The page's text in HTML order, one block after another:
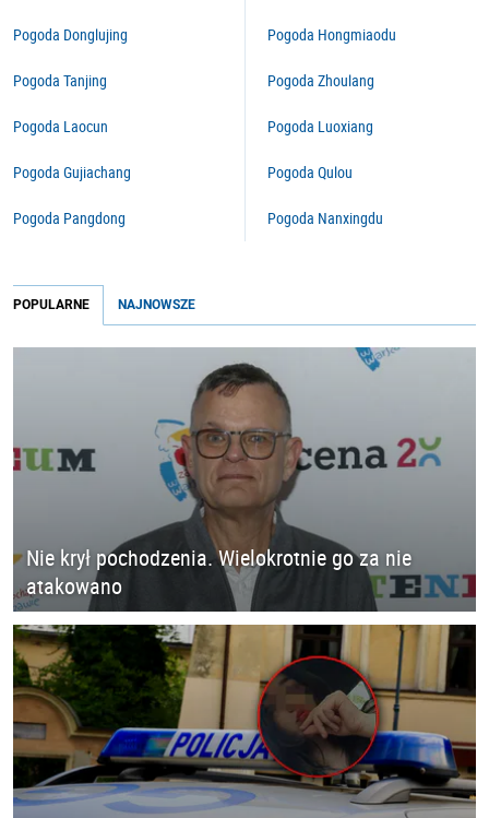
Pogoda Donglujing
Pogoda Tanjing
Pogoda Laocun
Pogoda Gujiachang
Pogoda Pangdong
Pogoda Hongmiaodu
Pogoda Zhoulang
Pogoda Luoxiang
Pogoda Qulou
Pogoda Nanxingdu
POPULARNE NAJNOWSZE
Nie krył pochodzenia. Wielokrotnie go za nie
atakowano